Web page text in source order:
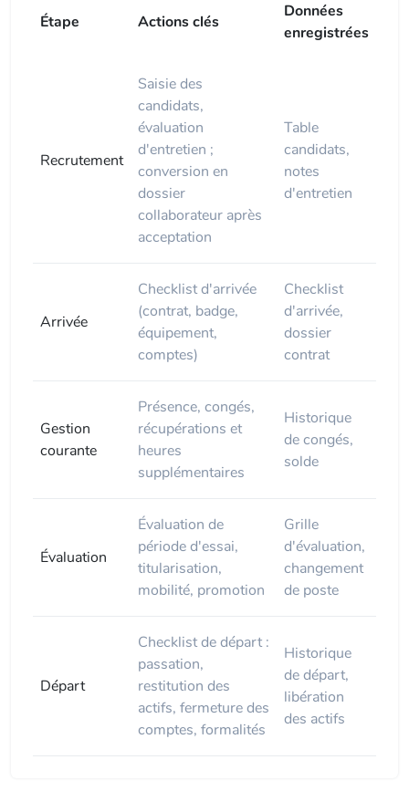
Étape Actions clés
Données
enregistrées
Recrutement
Saisie des
candidats,
évaluation
d'entretien ;
conversion en
dossier
collaborateur après
acceptation
Table
candidats,
notes
d'entretien
Arrivée
Checklist d'arrivée
(contrat, badge,
équipement,
comptes)
Checklist
d'arrivée,
dossier
contrat
Gestion
courante
Présence, congés,
récupérations et
heures
supplémentaires
Historique
de congés,
solde
Évaluation
Évaluation de
période d'essai,
titularisation,
mobilité, promotion
Grille
d'évaluation,
changement
de poste
Départ
Checklist de départ :
passation,
restitution des
actifs, fermeture des
comptes, formalités
Historique
de départ,
libération
des actifs